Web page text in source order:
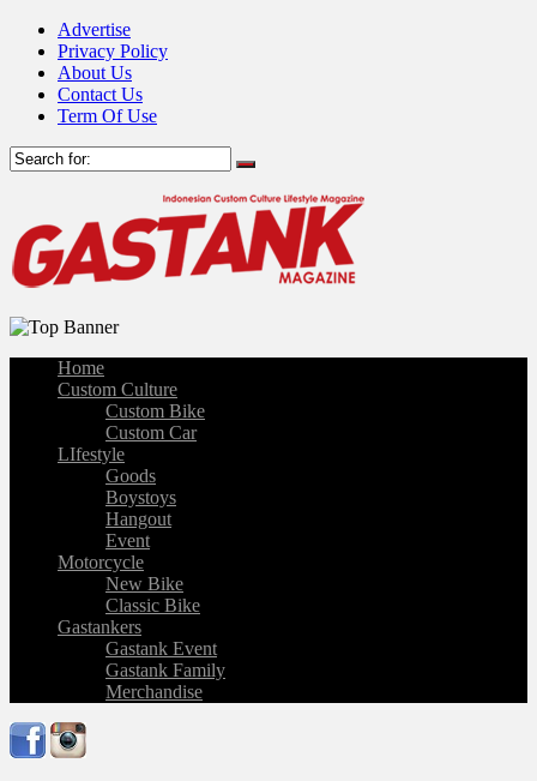
Advertise
Privacy Policy
About Us
Contact Us
Term Of Use
Home
Custom Culture
Custom Bike
Custom Car
LIfestyle
Goods
Boystoys
Hangout
Event
Motorcycle
New Bike
Classic Bike
Gastankers
Gastank Event
Gastank Family
Merchandise